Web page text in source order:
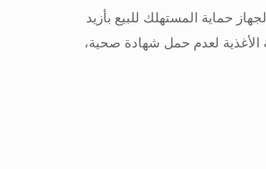
حماية المستهلك للبيع بأزيد
الأغذية لعدم حمل شهادة صحية،